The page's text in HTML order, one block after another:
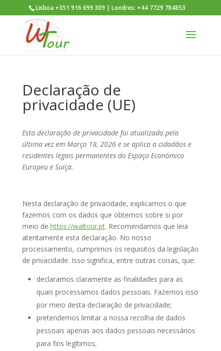
Lisboa +351 916 699 309 | Londres: +44 7729 784853
Declaração de
privacidade (UE)
Esta declaração de privacidade foi atualizada pela
última vez em Março 18, 2026 e se aplica a cidadãos e
residentes legais permanentes do Espaço Económico
Europeu e Suíça.
Nesta declaração de privacidade, explicamos o que
fazemos com os dados que obtemos sobre si por
meio de https://waltour.pt. Recomendamos que leia
atentamente esta declaração. No nosso
processamento, cumprimos os requisitos da legislação
de privacidade. Isso significa, entre outras coisas, que:
declaramos claramente as finalidades para as
quais processamos dados pessoais. Fazemos isso
por meio desta declaração de privacidade;
pretendemos limitar a nossa recolha de dados
pessoais apenas aos dados pessoais necessários
para fins legítimos;